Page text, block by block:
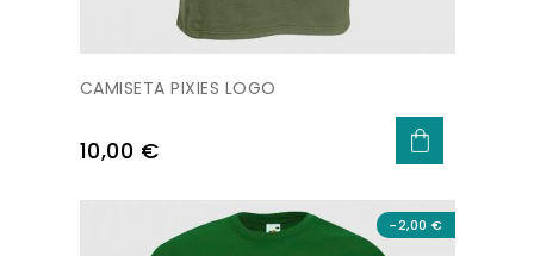
CAMISETA PIXIES LOGO
Precio
10,00 €
-2,00 €